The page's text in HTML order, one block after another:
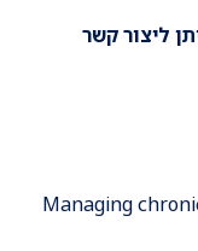
ליצור קשר
Managing